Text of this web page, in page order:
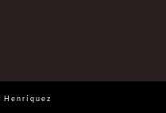
Henríquez